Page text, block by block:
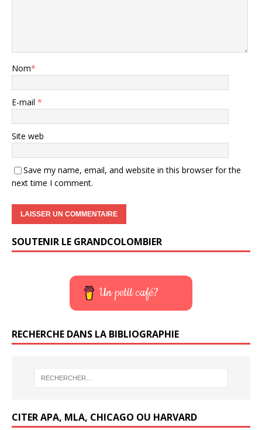
Nom*
E-mail *
Site web
Save my name, email, and website in this browser for the
next time I comment.
SOUTENIR LE GRANDCOLOMBIER
Un petit café?
RECHERCHE DANS LA BIBLIOGRAPHIE
CITER APA, MLA, CHICAGO OU HARVARD